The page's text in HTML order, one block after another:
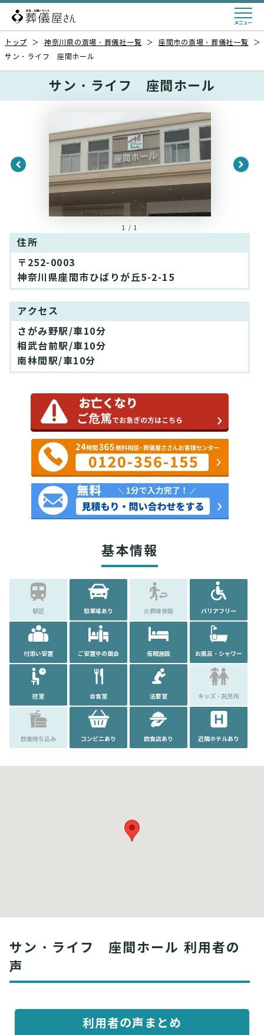
トップ ＞ 神奈川県の斎場・葬儀社一覧 ＞ 座間市の斎場・葬儀社一覧
＞
サン・ライフ 座間ホール
サン・ライフ 座間ホール
1 / 1
住所
〒252-0003
神奈川県座間市ひばりが丘5-2-15
アクセス
さがみ野駅/車10分
相武台前駅/車10分
南林間駅/車10分
基本情報
駅近 駐車場あり 火葬場併設 バリアフリー
付添い安置 ご安置中の面会 仮眠施設 お風呂・シャワー
控室 会食室 法要室 キッズ・託児所
飲食持ち込み コンビニあり 飲食店あり 近隣ホテルあり
サン・ライフ 座間ホール 利用者の
声
利用者の声まとめ